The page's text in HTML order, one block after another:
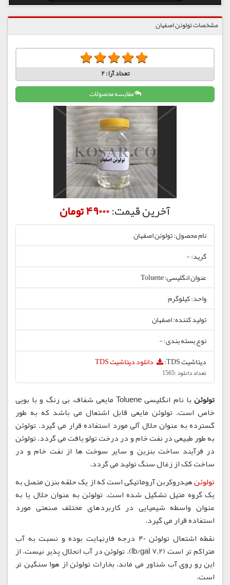
مشخصات تولوئن اصفهان
تعداد آرا:2
مقایسه محصولات
آخرین قیمت:49000 تومان
نام محصول: تولوئن اصفهان
گرید: -
عنوان انگلیسی: Toluene
واحد: کیلوگرم
تولید کننده: اصفهان
نوع بسته بندی: -
دیتاشیت TDS:
دانلود دیتاشیت TDS
تعداد دانلود :1565
تولوئن
با نام انگلیسی Toluene مایعی شفاف، بی رنگ و با بویی
خاص است. تولوئن مایعی قابل اشتعال می باشد که به طور
گسترده به عنوان حلال آلی مورد استفاده قرار می گیرد. تولوئن
به طور طبیعی در نفت خام و در درخت تولو یافت می گردد. تولوئن
در فرآیند ساخت بنزین و سایر سوخت ها از نفت خام و در
ساخت کک از زغال سنگ تولید می گردد.
تولوئنهیدروکربن آروماتیکی است که از یک حلقه بنزن متصل به
یک گروه متیل تشکیل شده است. تولوئن به عنوان حلال یا به
عنوان واسطه شیمیایی در کاربردهای مختلف صنعتی مورد
استفاده قرار می گیرد.
نقطه اشتعال تولوئن 40 درجه فارنهایت بوده و نسبت به آب
متراکم تر است (7.2 lb/gal). تولوئن در آب انحلال پذیر نیست، از
این رو روی آب شناور می ماند. بخارات تولوئن از هوا سنگین تر
است.